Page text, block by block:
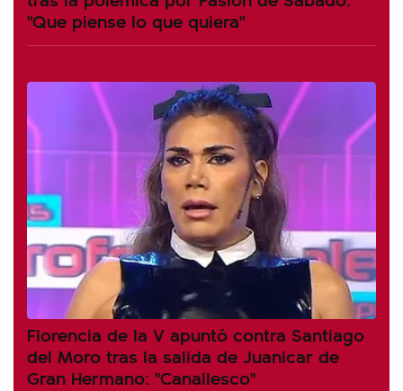
"Que piense lo que quiera"
Florencia de la V apuntó contra Santiago
del Moro tras la salida de Juanicar de
Gran Hermano: "Canallesco"